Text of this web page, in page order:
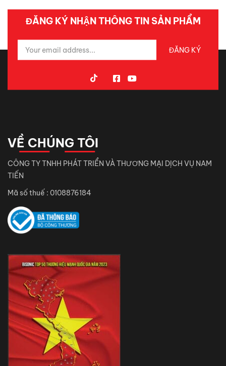
ĐĂNG KÝ NHẬN THÔNG TIN SẢN PHẨM
VỀ CHÚNG TÔI
CÔNG TY TNHH PHÁT TRIỂN VÀ THƯƠNG MẠI DỊCH VỤ NAM
TIẾN
Mã số thuế : 0108876184